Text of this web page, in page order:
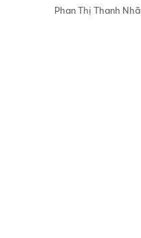
Phan Thị Thanh Nhã